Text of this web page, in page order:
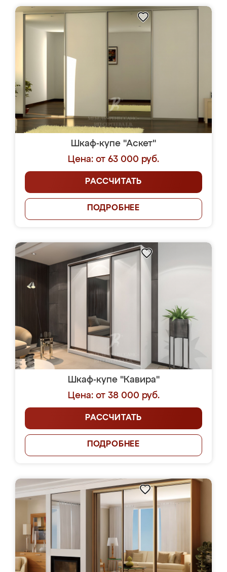
Шкаф-купе "Аскет"
Цена: от 63 000 руб.
РАССЧИТАТЬ
ПОДРОБНЕЕ
Шкаф-купе "Кавира"
Цена: от 38 000 руб.
РАССЧИТАТЬ
ПОДРОБНЕЕ